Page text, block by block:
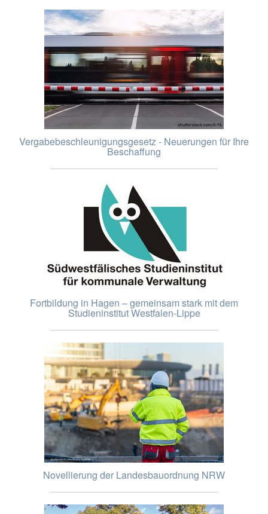
Vergabebeschleunigungsgesetz - Neuerungen für Ihre
Beschaffung
Fortbildung in Hagen – gemeinsam stark mit dem
Studieninstitut Westfalen-Lippe
Novellierung der Landesbauordnung NRW